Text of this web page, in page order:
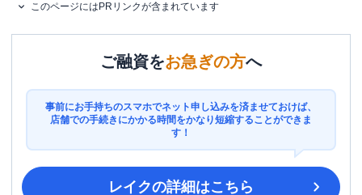
このページにはPRリンクが含まれています
ご融資をお急ぎの方へ
事前にお手持ちのスマホでネット申し込みを済ませておけば、
店舗での手続きにかかる時間をかなり短縮することができま
す！
レイクの詳細はこちら